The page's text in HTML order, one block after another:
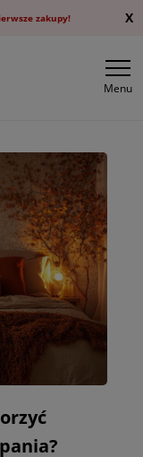
zakupy! X
Menu